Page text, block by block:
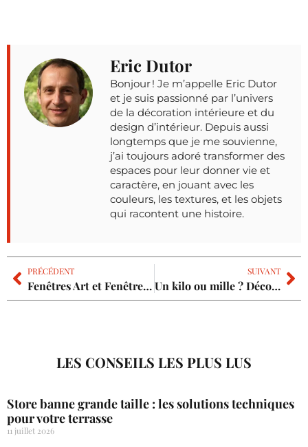
Eric Dutor
Bonjour ! Je m’appelle Eric Dutor
et je suis passionné par l’univers
de la décoration intérieure et du
design d’intérieur. Depuis aussi
longtemps que je me souvienne,
j’ai toujours adoré transformer des
espaces pour leur donner vie et
caractère, en jouant avec les
couleurs, les textures, et les objets
qui racontent une histoire.
PRÉCÉDENT
Fenêtres Art et Fenêtres à Angers : qualité et savoir-faire pour vos menuiseries
SUIVANT
Un kilo ou mille ? Découvrez le secret des mesures précises à la maison
LES CONSEILS LES PLUS LUS
Store banne grande taille : les solutions techniques
pour votre terrasse
11 juillet 2026